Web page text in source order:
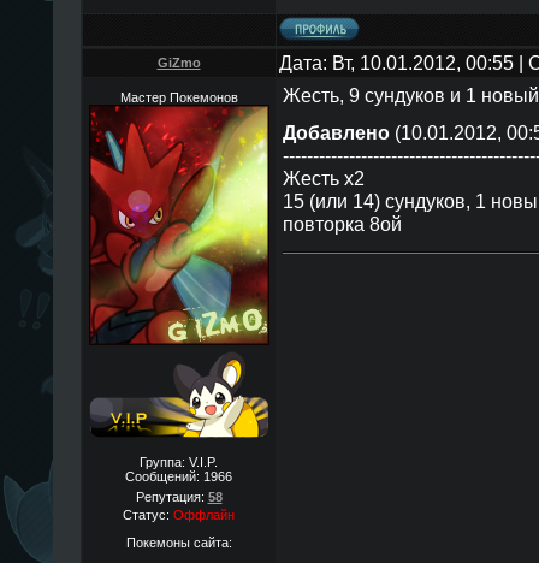
GiZmo Дата: Вт, 10.01.2012, 00:55
Мастер Покемонов
Группа: V.I.P.
Сообщений: 1966
Репутация: 58
Статус: Оффлайн
Покемоны сайта:
Жесть, 9 сундуков и 1
Добавлено(10.01.2012,
Жесть х2
15 (или 14) сундуков, 1
повторка 8ой